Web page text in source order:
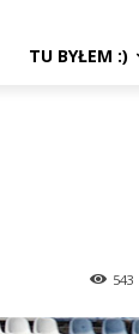
TU BYŁEM :)
543